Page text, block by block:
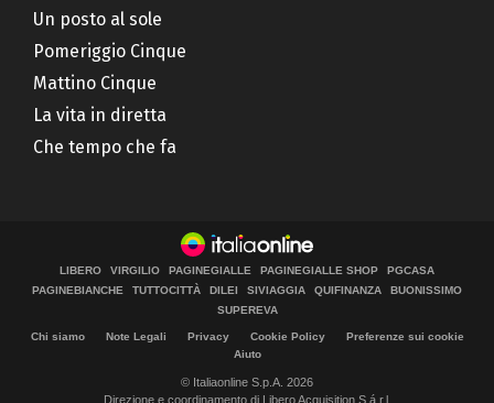
Un posto al sole
Pomeriggio Cinque
Mattino Cinque
La vita in diretta
Che tempo che fa
LIBERO VIRGILIO PAGINEGIALLE PAGINEGIALLE SHOP
PGCASA
PAGINEBIANCHE
TUTTOCITTÀ DILEI SIVIAGGIA QUIFINANZA
BUONISSIMO
SUPEREVA
Chi siamo Note Legali Privacy Cookie Policy
Preferenze sui cookie
Aiuto
© Italiaonline S.p.A. 2026
Direzione e coordinamento di Libero Acquisition S.á r.l.